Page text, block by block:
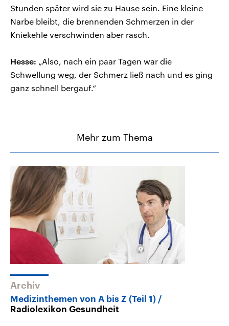
Stunden später wird sie zu Hause sein. Eine kleine
Narbe bleibt, die brennenden Schmerzen in der
Kniekehle verschwinden aber rasch.
Hesse: „Also, nach ein paar Tagen war die
Schwellung weg, der Schmerz ließ nach und es ging
ganz schnell bergauf.“
Mehr zum Thema
Archiv
Medizinthemen von A bis Z (Teil 1)
Radiolexikon Gesundheit